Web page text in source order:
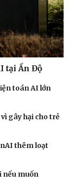
tại Ấn Độ
toán AI lớn
gây hại cho trẻ
thêm loạt
nếu muốn